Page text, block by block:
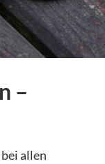
–
allen